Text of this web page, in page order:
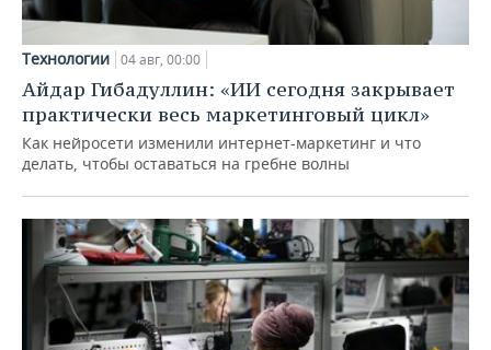
Технологии 04 авг, 00:00
Айдар Гибадуллин: «ИИ сегодня закрывает
практически весь маркетинговый цикл»
Как нейросети изменили интернет-маркетинг и что
делать, чтобы оставаться на гребне волны